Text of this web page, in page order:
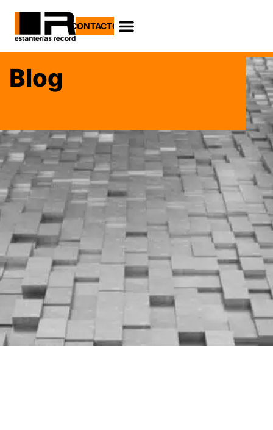
CONTACTO
Blog